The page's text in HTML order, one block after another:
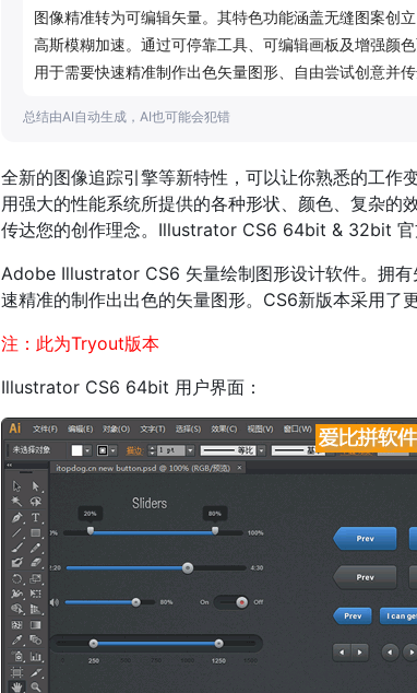
图像精准转为可编辑矢量。其特色功能涵盖无缝图案创
高斯模糊加速。通过可停靠工具、可编辑画板及增强颜
用于需要快速精准制作出色矢量图形、自由尝试创意并
总结由AI自动生成，AI也可能会犯错
全新的图像追踪引擎等新特性，可以让你熟悉的工作
用强大的性能系统所提供的各种形状、颜色、复杂的
传达您的创作理念。Illustrator CS6 64bit & 32bit
Adobe Illustrator CS6 矢量绘制图形设计软件。拥
速精准的制作出出色的矢量图形。CS6新版本采用了
注：此为Tryout版本
Illustrator CS6 64bit 用户界面：